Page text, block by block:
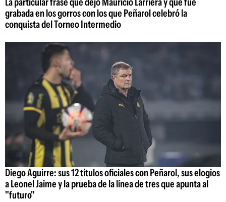
grabada en los gorros con los que Peñarol celebró la
conquista del Torneo Intermedio
Diego Aguirre: sus 12 títulos oficiales con Peñarol, sus elogios
a Leonel Jaime y la prueba de la línea de tres que apunta al
"futuro"